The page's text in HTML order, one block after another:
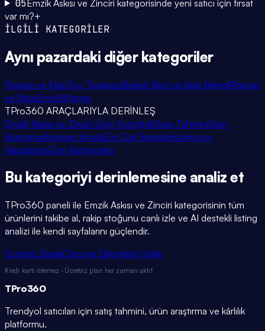
05Emzik Askısı ve Zinciri kategorisinde yeni satıcı için fırsat
var mı?+
İLGİLİ KATEGORİLER
Aynı pazardaki diğer kategoriler
Paspas ve MopTüy ToplayıcıBebek Bezi ve Islak MendilPaspas
ve MopEmzikVitamin
TPro360 ARAÇLARIYLA DERİNLEŞ
Emzik Askısı ve Zinciri Ürün FotoğrafıSatış TahminiÜrün
AraştırmaKategori AnaliziEn Çok SatanlarKomisyon
HesaplamaTüm Kategoriler
Bu kategoriyi derinlemesine analiz et
TPro360 paneli ile Emzik Askısı ve Zinciri kategorisinin tüm
ürünlerini takibe al, rakip stoğunu canlı izle ve AI destekli listing
analizi ile kendi sayfalarını güçlendir.
Ücretsiz BaşlaChrome Eklentisini Yükle
Kredi kartı istemez · Ücretsiz plan her zaman aktif
TPro360
Trendyol satıcıları için satış tahmini, ürün araştırma ve kârlılık
platformu.